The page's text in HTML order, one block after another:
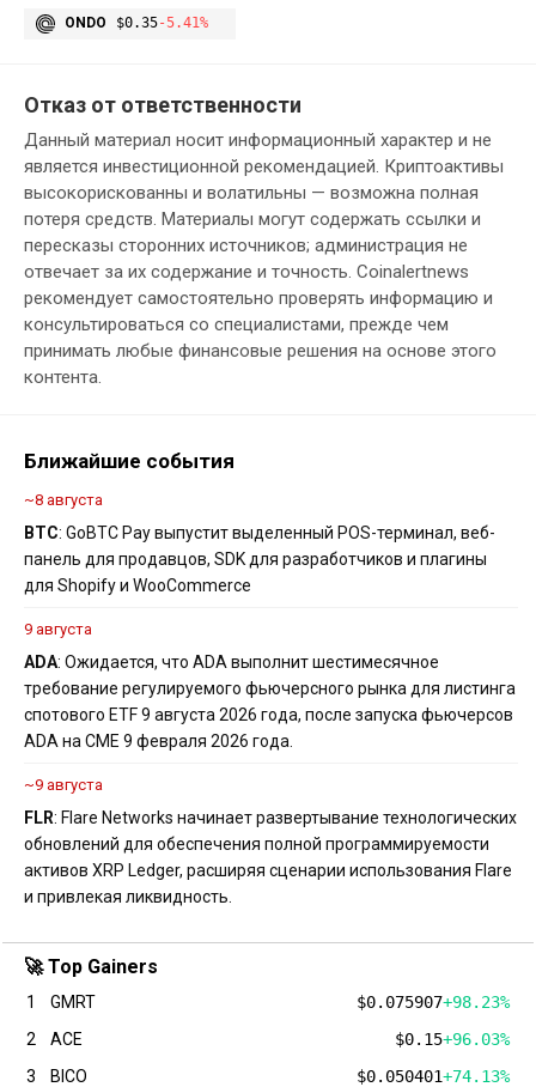
ONDO $0.35-5.41%
Отказ от ответственности
Данный материал носит информационный характер и не
является инвестиционной рекомендацией. Криптоактивы
высокорискованны и волатильны — возможна полная
потеря средств. Материалы могут содержать ссылки и
пересказы сторонних источников; администрация не
отвечает за их содержание и точность. Coinalertnews
рекомендует самостоятельно проверять информацию и
консультироваться со специалистами, прежде чем
принимать любые финансовые решения на основе этого
контента.
Ближайшие события
~8 августа
BTC: GoBTC Pay выпустит выделенный POS-терминал, веб-
панель для продавцов, SDK для разработчиков и плагины
для Shopify и WooCommerce
9 августа
ADA: Ожидается, что ADA выполнит шестимесячное
требование регулируемого фьючерсного рынка для листинга
спотового ETF 9 августа 2026 года, после запуска фьючерсов
ADA на CME 9 февраля 2026 года.
~9 августа
FLR: Flare Networks начинает развертывание технологических
обновлений для обеспечения полной программируемости
активов XRP Ledger, расширяя сценарии использования Flare
и привлекая ликвидность.
🚀 Top Gainers
1 GMRT $0.075907+98.23%
2
ACE $0.15+96.03%
3
BICO $0.050401+74.13%